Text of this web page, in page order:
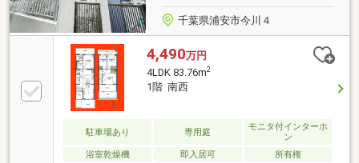
千葉県浦安市今川４
4,490万円
4LDK 83.76m2
1階 南西
駐車場あり 専用庭
モニタ付インターホ
ン
浴室乾燥機
即入居可 所有権